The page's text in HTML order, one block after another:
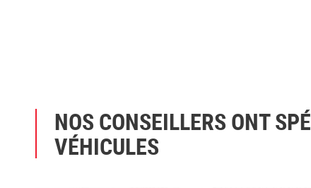
NOS CONSEILLERS ONT
VÉHICULES